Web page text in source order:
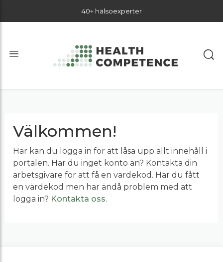
40+ hälsoexperter
Välkommen!
Här kan du logga in för att låsa upp allt innehåll i
portalen. Har du inget konto än? Kontakta din
arbetsgivare för att få en värdekod. Har du fått
en värdekod men har ändå problem med att
logga in? Kontakta oss.